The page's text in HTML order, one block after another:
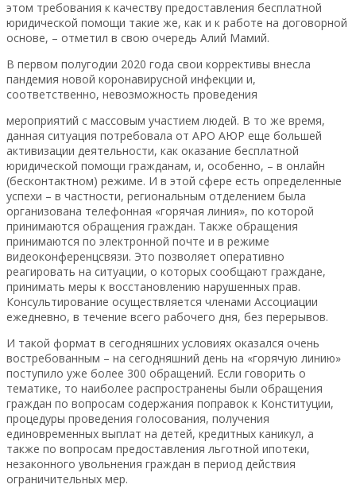
этом требования к качеству предоставления бесплатной
юридической помощи такие же, как и к работе на договорной
основе, – отметил в свою очередь Алий Мамий.
В первом полугодии 2020 года свои коррективы внесла
пандемия новой коронавирусной инфекции и,
соответственно, невозможность проведения
мероприятий с массовым участием людей. В то же время,
данная ситуация потребовала от АРО АЮР еще большей
активизации деятельности, как оказание бесплатной
юридической помощи гражданам, и, особенно, – в онлайн
(бесконтактном) режиме. И в этой сфере есть определенные
успехи – в частности, региональным отделением была
организована телефонная «горячая линия», по которой
принимаются обращения граждан. Также обращения
принимаются по электронной почте и в режиме
видеоконференцсвязи. Это позволяет оперативно
реагировать на ситуации, о которых сообщают граждане,
принимать меры к восстановлению нарушенных прав.
Консультирование осуществляется членами Ассоциации
ежедневно, в течение всего рабочего дня, без перерывов.
И такой формат в сегодняшних условиях оказался очень
востребованным – на сегодняшний день на «горячую линию»
поступило уже более 300 обращений. Если говорить о
тематике, то наиболее распространены были обращения
граждан по вопросам содержания поправок к Конституции,
процедуры проведения голосования, получения
единовременных выплат на детей, кредитных каникул, а
также по вопросам предоставления льготной ипотеки,
незаконного увольнения граждан в период действия
ограничительных мер.